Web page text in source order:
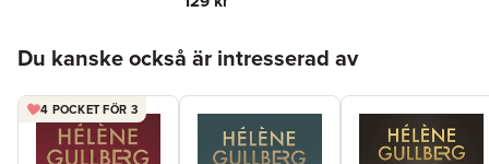
Du kanske också är intresserad av
4 POCKET FÖR 3